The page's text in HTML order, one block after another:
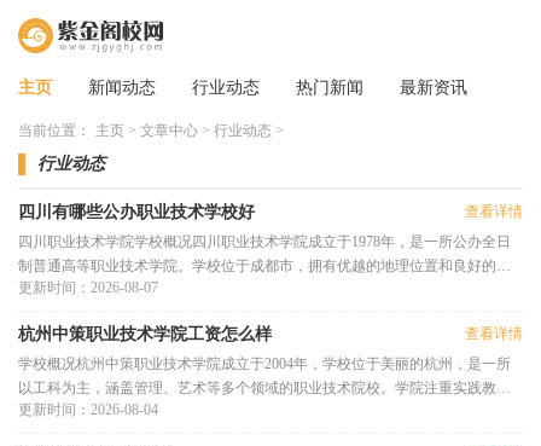
主页 新闻动态 行业动态 热门新闻 最新资讯
当前位置： 主页 > 文章中心 > 行业动态 >
行业动态
四川有哪些公办职业技术学校好
查看详情
四川职业技术学院学校概况四川职业技术学院成立于1978年，是一所公办全日
制普通高等职业技术学院。学校位于成都市，拥有优越的地理位置和良好的教
育资源。学院设有多个系部，涵
更新时间：2026-08-07
杭州中策职业技术学院工资怎么样
查看详情
学校概况杭州中策职业技术学院成立于2004年，学校位于美丽的杭州，是一所
以工科为主，涵盖管理、艺术等多个领域的职业技术院校。学院注重实践教
学，积极与企业合作，培养出了一
更新时间：2026-08-04